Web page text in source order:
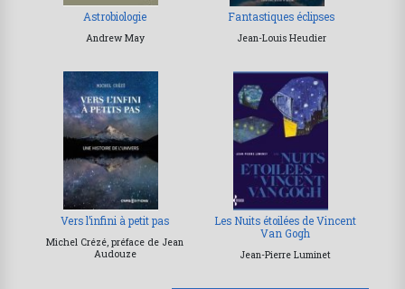
Astrobiologie
Andrew May
Fantastiques éclipses
Jean-Louis Heudier
Vers l’infini à petit pas
Michel Crézé, préface de Jean
Audouze
Les Nuits étoilées de Vincent
Van Gogh
Jean-Pierre Luminet